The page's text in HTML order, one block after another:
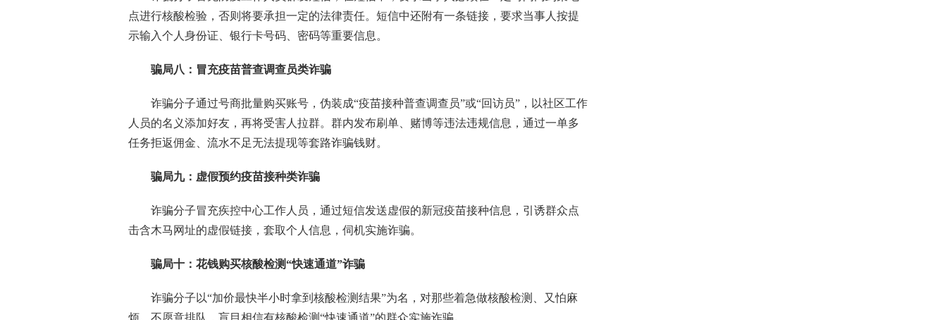
点进行核酸检验，否则将要承担一定的法律责任。短信中还附有一条链接，要求当事人按提
示输入个人身份证、银行卡号码、密码等重要信息。
骗局八：冒充疫苗普查调查员类诈骗
诈骗分子通过号商批量购买账号，伪装成“疫苗接种普查调查员”或“回访员”，以社区工作
人员的名义添加好友，再将受害人拉群。群内发布刷单、赌博等违法违规信息，通过一单多
任务拒返佣金、流水不足无法提现等套路诈骗钱财。
骗局九：虚假预约疫苗接种类诈骗
诈骗分子冒充疾控中心工作人员，通过短信发送虚假的新冠疫苗接种信息，引诱群众点
击含木马网址的虚假链接，套取个人信息，伺机实施诈骗。
骗局十：花钱购买核酸检测“快速通道”诈骗
诈骗分子以“加价最快半小时拿到核酸检测结果”为名，对那些着急做核酸检测、又怕麻
烦、不愿意排队，盲目相信有核酸检测“快速通道”的群众实施诈骗。